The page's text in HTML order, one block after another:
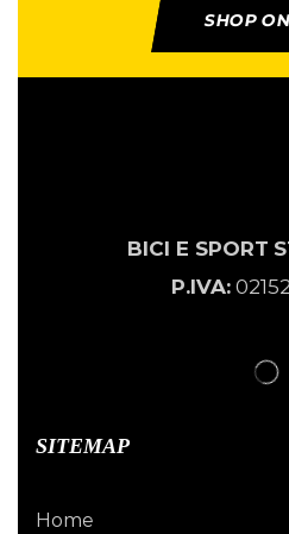
SHOP
BICI E SPORT
P.IVA:
SITEMAP
Home